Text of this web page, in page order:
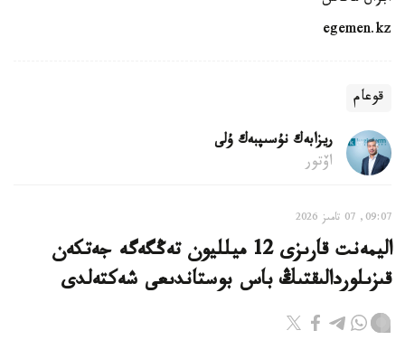
egemen.kz
قوعام
ريزابەك نۇسىپبەك ۇلى
اۆتور
09:07, 07 تامىز 2026
اليمەنت قارىزى 12 ميلليون تەڭگەگە جەتكەن
قىزىلوردالىقتىڭ باس بوستاندىعى شەكتەلدى